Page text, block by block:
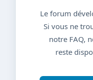
Le forum
Si vous ne
notre FAQ,
reste